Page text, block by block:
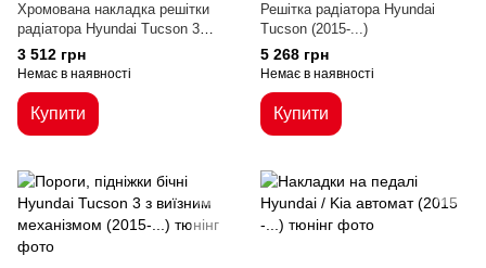
Хромована накладка решітки
радіатора Hyundai Tucson 3
(2015 -...)
3 512 грн
Немає в наявності
Купити
Решітка радіатора Hyundai
Tucson (2015-...)
5 268 грн
Немає в наявності
Купити